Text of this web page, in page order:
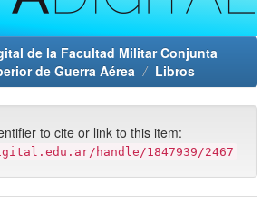
de la Facultad Militar Conjunta
de Guerra Aérea
Libros
to cite or link to this item:
handle/1847939/2467